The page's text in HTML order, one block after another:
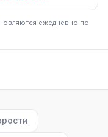
ежедневно по